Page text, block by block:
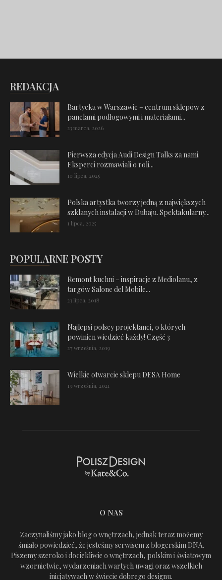
REDAKCJA
Bartycka w Warszawie – centrum sklepów z
panelami podłogowymi i materiałami...
23 marca, 2026
Pierwsza edycja Audi Design Talks za nami.
Eksperci rozmawiali o roli...
10 lipca, 2025
Polska artystka tworzy jedną z największych
szklanych instalacji w Dubaju. Spektakularny...
1 lipca, 2025
POPULARNE POSTY
Remont kuchni – inspiracje z Mediolanu, z
targów Salone del Mobile...
23 lipca, 2018
Najlepsi polscy projektanci, o których
powinien wiedzieć każdy! Część 3
27 września, 2019
Wielkie otwarcie sklepu DESA Home
19 września, 2021
O NAS
Zaczynaliśmy jako blog o wnętrzach, jednak teraz możemy
śmiało powiedzieć, że jesteśmy serwisem z blogerskim DNA.
Piszemy szeroko i dociekliwie o wnętrzach, polskim i światowym
wzornictwie, wydarzeniach wartych uwagi oraz wszelkich
inicjatywach w świecie dobrego designu.